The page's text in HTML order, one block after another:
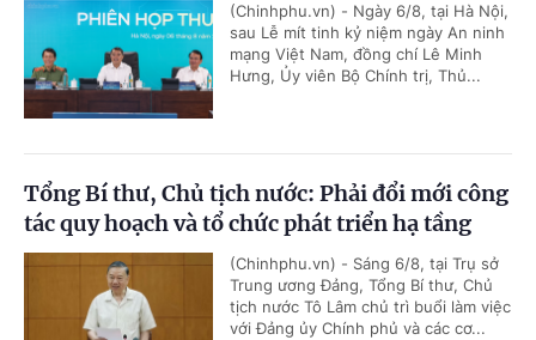
(Chinhphu.vn) - Ngày 6/8, tại Hà Nội,
sau Lễ mít tinh kỷ niệm ngày An ninh
mạng Việt Nam, đồng chí Lê Minh
Hưng, Ủy viên Bộ Chính trị, Thủ...
Tổng Bí thư, Chủ tịch nước: Phải đổi mới công
tác quy hoạch và tổ chức phát triển hạ tầng
(Chinhphu.vn) - Sáng 6/8, tại Trụ sở
Trung ương Đảng, Tổng Bí thư, Chủ
tịch nước Tô Lâm chủ trì buổi làm việc
với Đảng ủy Chính phủ và các cơ...